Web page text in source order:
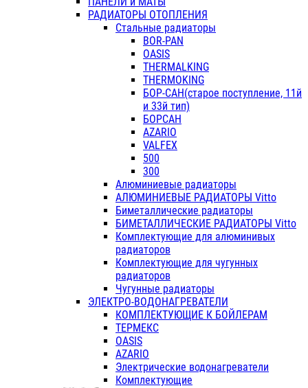
РАДИАТОРЫ ОТОПЛЕНИЯ
Стальные радиаторы
BOR-PAN
OASIS
THERMALKING
THERMOKING
БОР-САН(старое поступление, 11й
и 33й тип)
БОРСАН
AZARIO
VALFEX
500
300
Алюминиевые радиаторы
АЛЮМИНИЕВЫЕ РАДИАТОРЫ Vitto
Биметаллические радиаторы
БИМЕТАЛЛИЧЕСКИЕ РАДИАТОРЫ Vitto
Комплектующие для алюминивых
радиаторов
Комплектующие для чугунных
радиаторов
Чугунные радиаторы
ЭЛЕКТРО-ВОДОНАГРЕВАТЕЛИ
КОМПЛЕКТУЮЩИЕ К БОЙЛЕРАМ
ТЕРМЕКС
OASIS
AZARIO
Электрические водонагреватели
Комплектующие